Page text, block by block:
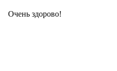
Очень здорово!